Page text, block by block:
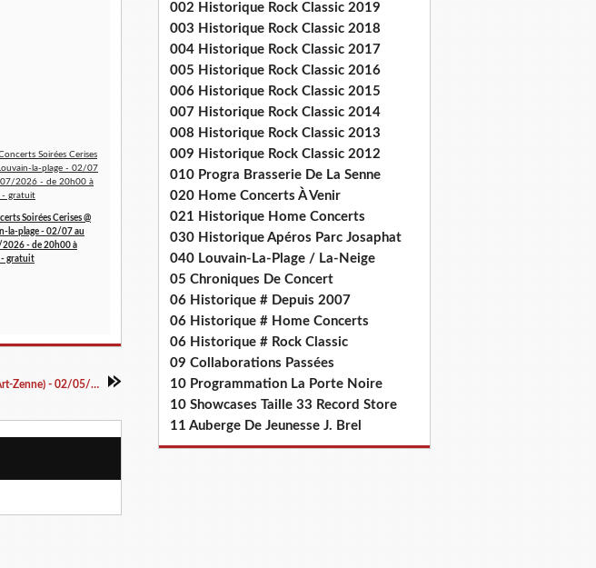
Soirées Cerises @
la-plage - 02/07 au
- de 20h00 à
gratuit
Videos - Coffee or not @ Home concert (L'Art-Zenne) - 02/05/2015
002 Historique Rock Classic 2019
003 Historique Rock Classic 2018
004 Historique Rock Classic 2017
005 Historique Rock Classic 2016
006 Historique Rock Classic 2015
007 Historique Rock Classic 2014
008 Historique Rock Classic 2013
009 Historique Rock Classic 2012
010 Progra Brasserie De La Senne
020 Home Concerts À Venir
021 Historique Home Concerts
030 Historique Apéros Parc Josaphat
040 Louvain-La-Plage / La-Neige
05 Chroniques De Concert
06 Historique # Depuis 2007
06 Historique # Home Concerts
06 Historique # Rock Classic
09 Collaborations Passées
10 Programmation La Porte Noire
10 Showcases Taille 33 Record Store
11 Auberge De Jeunesse J. Brel